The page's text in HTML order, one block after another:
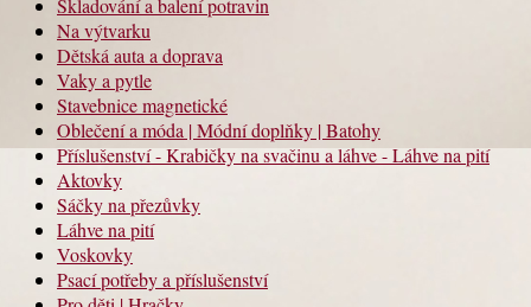
Na výtvarku
Dětská auta a doprava
Vaky a pytle
Stavebnice magnetické
Oblečení a móda | Módní doplňky | Batohy
Příslušenství - Krabičky na svačinu a láhve - Láhve na pití
Aktovky
Sáčky na přezůvky
Láhve na pití
Voskovky
Psací potřeby a příslušenství